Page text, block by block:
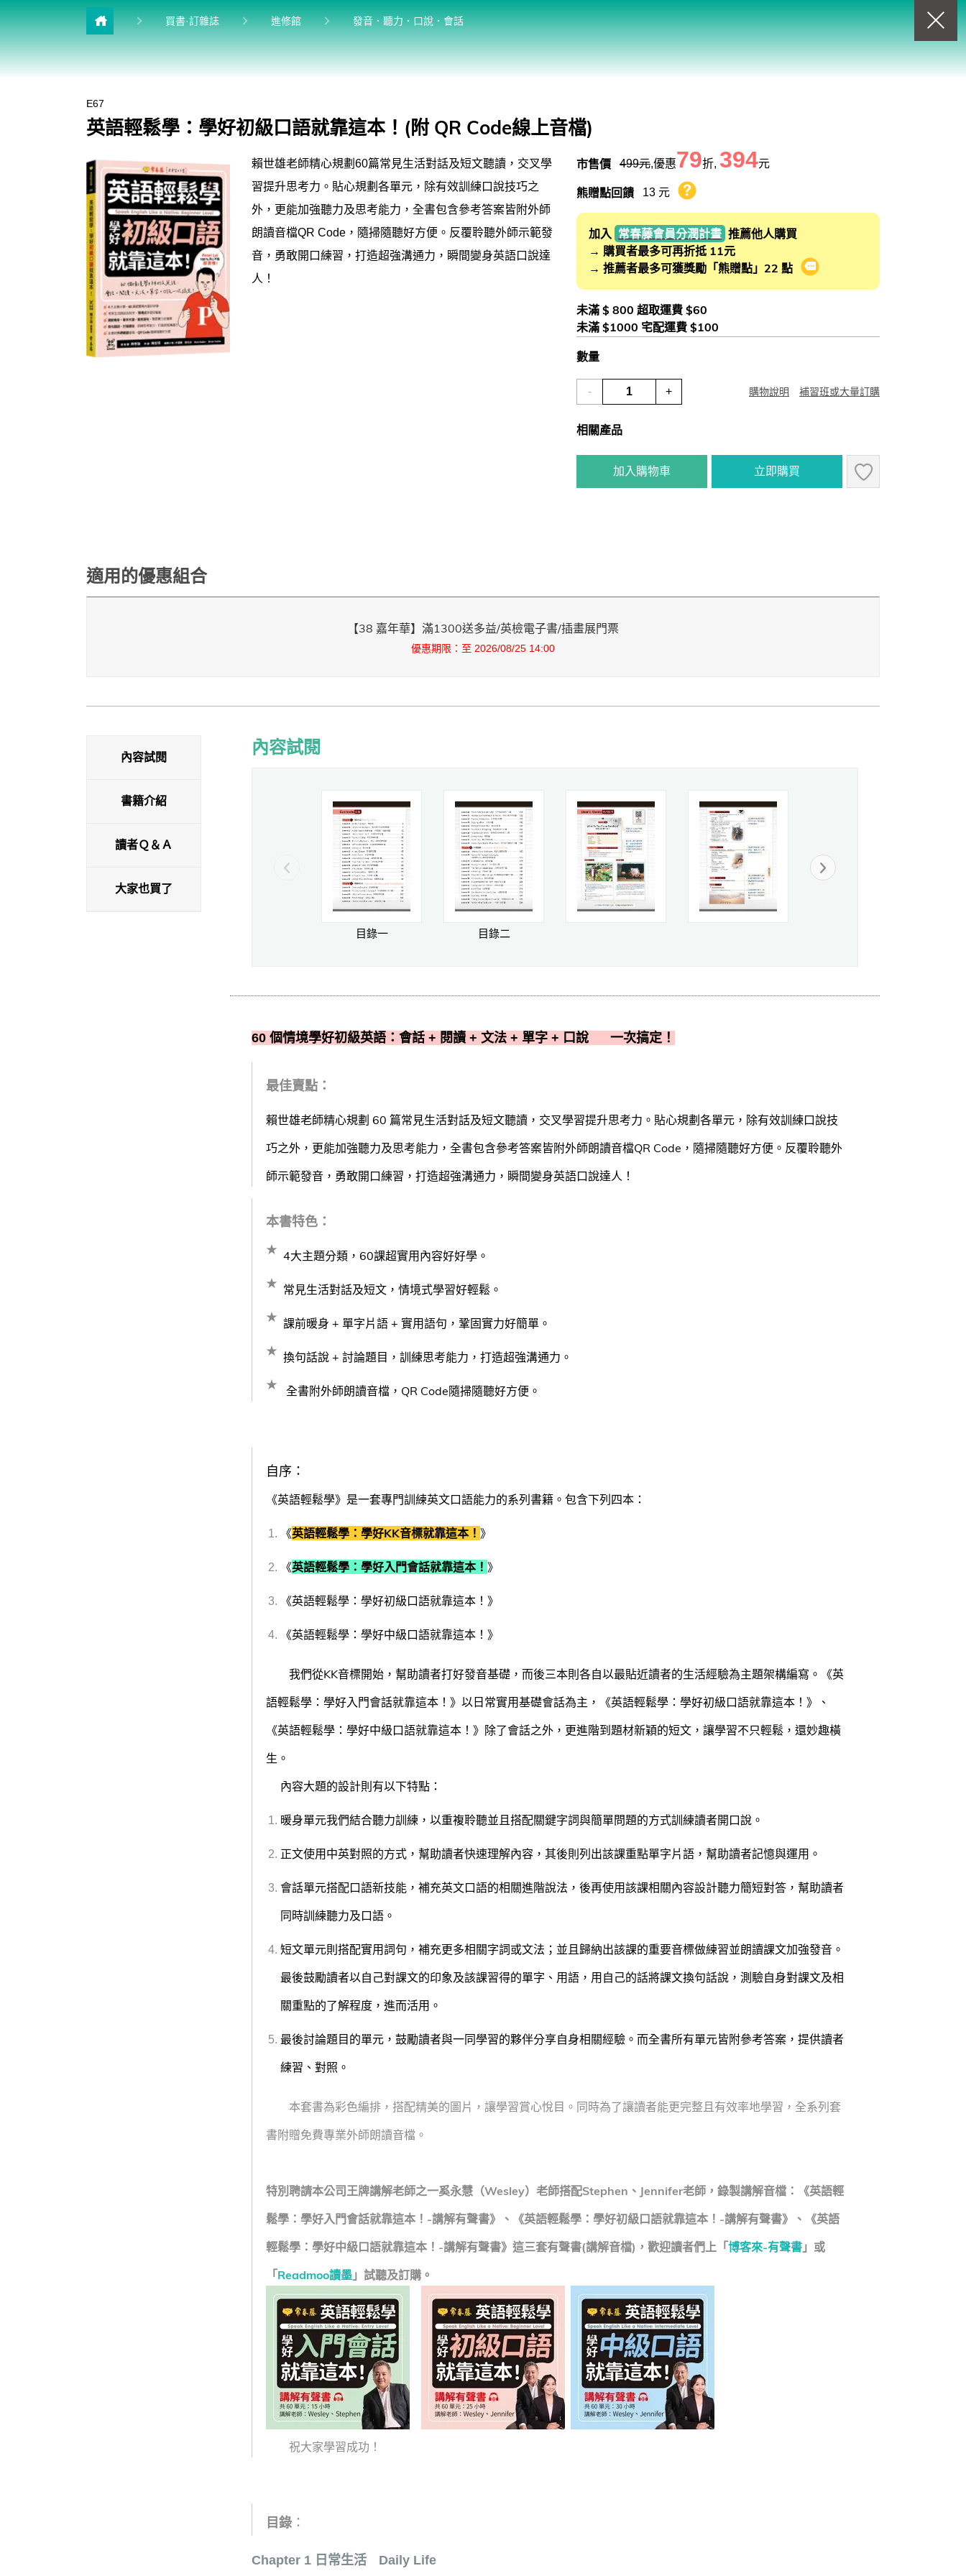
買書·訂雜誌 目前位於:
進修館
英檢館
學習館
目前位於:
發音．聽力．口說．會話
單字．片語．辭典
文法．句型．克漏字
商用．新聞英文
多元選修
回上一頁
E67
英語輕鬆學：學好初級口語就靠這本！(附 QR Code線上音檔)
賴世雄老師精心規劃60篇常見生活對話及短文聽讀，交叉學
習提升思考力。貼心規劃各單元，除有效訓練口說技巧之
外，更能加強聽力及思考能力，全書包含參考答案皆附外師
朗讀音檔QR Code，隨掃隨聽好方便。反覆聆聽外師示範發
音，勇敢開口練習，打造超強溝通力，瞬間變身英語口說達
人！
市售價 499元,優惠79折, 394元
熊贈點回饋 13 元 熊贈點回饋辦法
加入 常春藤會員分潤計畫 推薦他人購買
→ 購買者最多可再折抵 11元
→ 推薦者最多可獲獎勵「熊贈點」22 點
會員推薦分潤計畫
未滿 $ 800 超取運費 $60
未滿 $1000 宅配運費 $100
數量
- + 購物說明 補習班或大量訂購
相關產品
加入購物車 立即購買
適用的優惠組合
【38 嘉年華】滿1300送多益/英檢電子書/插畫展門票
優惠期限：至 2026/08/25 14:00
內容試閱
書籍介紹
讀者Ｑ＆Ａ
大家也買了
內容試閱
目錄一 目錄二
60 個情境學好初級英語：會話 + 閱讀 + 文法 + 單字 + 口說 一次搞定！
最佳賣點：
賴世雄老師精心規劃 60 篇常見生活對話及短文聽讀，交叉學習提升思考力。貼心規劃各單元，除有效訓練口說技
巧之外，更能加強聽力及思考能力，全書包含參考答案皆附外師朗讀音檔QR Code，隨掃隨聽好方便。反覆聆聽外
師示範發音，勇敢開口練習，打造超強溝通力，瞬間變身英語口說達人！
本書特色：
4大主題分類，60課超實用內容好好學。
常見生活對話及短文，情境式學習好輕鬆。
課前暖身 + 單字片語 + 實用語句，鞏固實力好簡單。
換句話說 + 討論題目，訓練思考能力，打造超強溝通力。
全書附外師朗讀音檔，QR Code隨掃隨聽好方便。
自序：
《英語輕鬆學》是一套專門訓練英文口語能力的系列書籍。包含下列四本：
《英語輕鬆學：學好KK音標就靠這本！ 》
《英語輕鬆學：學好入門會話就靠這本！ 》
《英語輕鬆學：學好初級口語就靠這本！》
《英語輕鬆學：學好中級口語就靠這本！》
我們從KK音標開始，幫助讀者打好發音基礎，而後三本則各自以最貼近讀者的生活經驗為主題架構編寫。《英
語輕鬆學：學好入門會話就靠這本！》以日常實用基礎會話為主，《英語輕鬆學：學好初級口語就靠這本！》、
《英語輕鬆學：學好中級口語就靠這本！》除了會話之外，更進階到題材新穎的短文，讓學習不只輕鬆，還妙趣橫
生。
內容大題的設計則有以下特點：
暖身單元我們結合聽力訓練，以重複聆聽並且搭配關鍵字詞與簡單問題的方式訓練讀者開口說。
正文使用中英對照的方式，幫助讀者快速理解內容，其後則列出該課重點單字片語，幫助讀者記憶與運用。
會話單元搭配口語新技能，補充英文口語的相關進階說法，後再使用該課相關內容設計聽力簡短對答，幫助讀者
同時訓練聽力及口語。
短文單元則搭配實用詞句，補充更多相關字詞或文法；並且歸納出該課的重要音標做練習並朗讀課文加強發音。
最後鼓勵讀者以自己對課文的印象及該課習得的單字、用語，用自己的話將課文換句話說，測驗自身對課文及相
關重點的了解程度，進而活用。
最後討論題目的單元，鼓勵讀者與一同學習的夥伴分享自身相關經驗。而全書所有單元皆附參考答案，提供讀者
練習、對照。
本套書為彩色編排，搭配精美的圖片，讓學習賞心悅目。同時為了讓讀者能更完整且有效率地學習，全系列套
書附贈免費專業外師朗讀音檔。
特別 聘請本公司王牌講解老師之一奚永慧（Wesley）老師搭配Stephen、Jennifer老師，錄製講解音檔：《英語輕
鬆學：學好入門會話就靠這本！-講解有聲書》、《英語輕鬆學：學好初級口語就靠這本！-講解有聲書》、《英語
輕鬆學：學好中級口語就靠這本！-講解有聲書》這三套有聲書(講解音檔)，歡迎讀者們上「博客來-有聲書 」或
「 Readmoo讀墨 」試聽及訂購。
祝大家學習成功！
目錄 ：
Chapter 1 日常生活ﾠDaily Life